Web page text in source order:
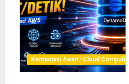
Komputasi Awan / Cloud Computing